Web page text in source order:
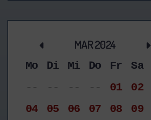
MAR 2024
Mo Di Mi Do Fr Sa
--
-- -- -- 01 02
04
05 06 07 08 09